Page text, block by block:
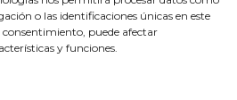
o las identificaciones únicas en este
puede afectar
y funciones.
y 15:00 a 19:00